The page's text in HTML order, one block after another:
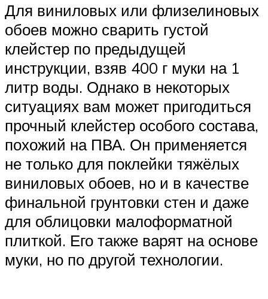
Для виниловых или флизелиновых
обоев можно сварить густой
клейстер по предыдущей
инструкции, взяв 400 г муки на 1
литр воды. Однако в некоторых
ситуациях вам может пригодиться
прочный клейстер особого состава,
похожий на ПВА. Он применяется
не только для поклейки тяжёлых
виниловых обоев, но и в качестве
финальной грунтовки стен и даже
для облицовки малоформатной
плиткой. Его также варят на основе
муки, но по другой технологии.